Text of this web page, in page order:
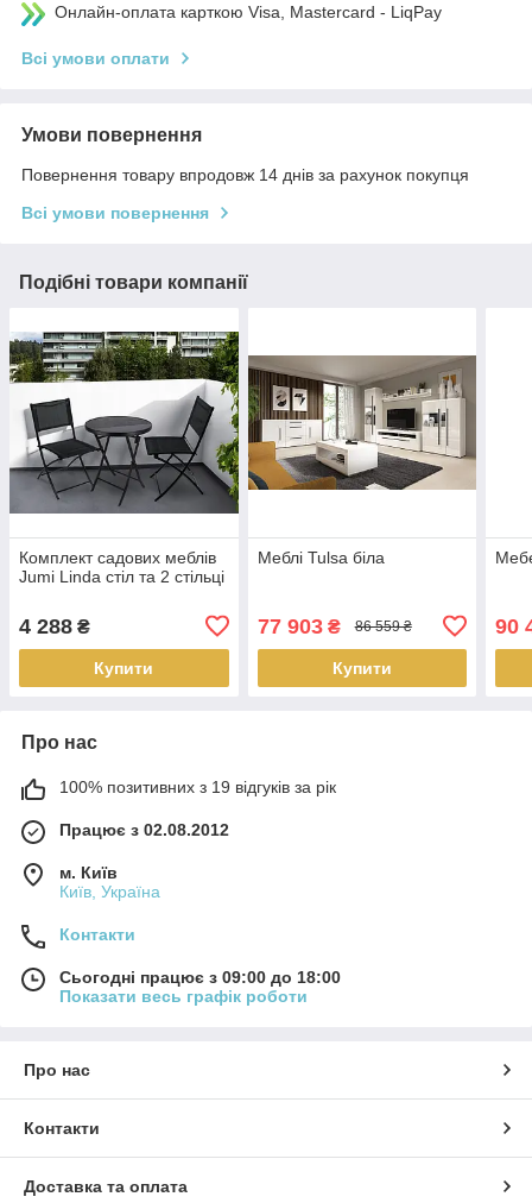
Онлайн-оплата карткою Visa, Mastercard - LiqPay
Всі умови оплати
Умови повернення
Повернення товару впродовж 14 днів за рахунок покупця
Всі умови повернення
Подібні товари компанії
Комплект садових меблів
Jumi Linda стіл та 2 стільці
4 288 ₴
Купити
Меблі Tulsa біла
77 903₴ 86 559 ₴
Купити
90
Про нас
100% позитивних з 19 відгуків за рік
Працює з 02.08.2012
м. Київ
Київ, Україна
Контакти
Сьогодні працює з 09:00 до 18:00
Показати весь графік роботи
Про нас
Контакти
Доставка та оплата